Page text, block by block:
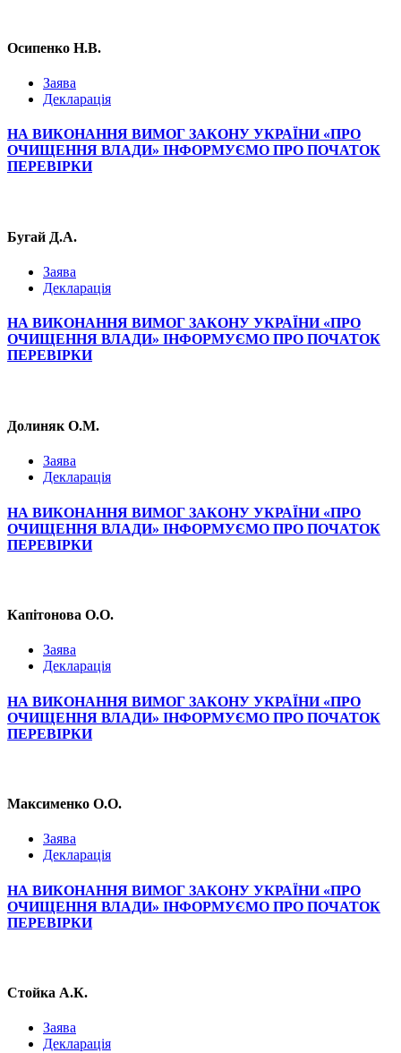
Осипенко Н.В.
Заява
Декларація
НА ВИКОНАННЯ ВИМОГ ЗАКОНУ УКРАЇНИ «ПРО
ОЧИЩЕННЯ ВЛАДИ» ІНФОРМУЄМО ПРО ПОЧАТОК
ПЕРЕВІРКИ
Бугай Д.А.
Заява
Декларація
НА ВИКОНАННЯ ВИМОГ ЗАКОНУ УКРАЇНИ «ПРО
ОЧИЩЕННЯ ВЛАДИ» ІНФОРМУЄМО ПРО ПОЧАТОК
ПЕРЕВІРКИ
Долиняк О.М.
Заява
Декларація
НА ВИКОНАННЯ ВИМОГ ЗАКОНУ УКРАЇНИ «ПРО
ОЧИЩЕННЯ ВЛАДИ» ІНФОРМУЄМО ПРО ПОЧАТОК
ПЕРЕВІРКИ
Капітонова О.О.
Заява
Декларація
НА ВИКОНАННЯ ВИМОГ ЗАКОНУ УКРАЇНИ «ПРО
ОЧИЩЕННЯ ВЛАДИ» ІНФОРМУЄМО ПРО ПОЧАТОК
ПЕРЕВІРКИ
Максименко О.О.
Заява
Декларація
НА ВИКОНАННЯ ВИМОГ ЗАКОНУ УКРАЇНИ «ПРО
ОЧИЩЕННЯ ВЛАДИ» ІНФОРМУЄМО ПРО ПОЧАТОК
ПЕРЕВІРКИ
Стойка А.К.
Заява
Декларація